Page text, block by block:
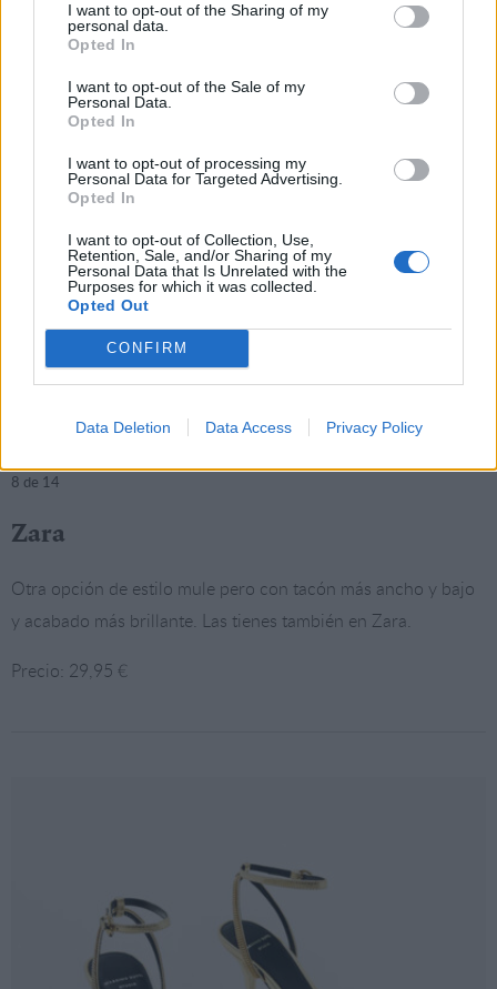
I want to opt-out of the Sharing of my
personal data.
Opted In
I want to opt-out of the Sale of my
Personal Data.
Opted In
I want to opt-out of processing my
Personal Data for Targeted Advertising.
Opted In
I want to opt-out of Collection, Use,
Retention, Sale, and/or Sharing of my
Personal Data that Is Unrelated with the
Purposes for which it was collected.
Opted Out
CONFIRM
Data Deletion Data Access Privacy Policy
8 de 14
Zara
Otra opción de estilo mule pero con tacón más ancho y bajo
y acabado más brillante. Las tienes también en Zara.
Precio: 29,95 €